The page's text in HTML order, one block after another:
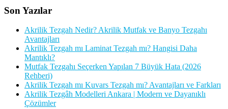
Son Yazılar
Akrilik Tezgah Nedir? Akrilik Mutfak ve Banyo Tezgahı
Avantajları
Akrilik Tezgah mı Laminat Tezgah mı? Hangisi Daha
Mantıklı?
Mutfak Tezgahı Seçerken Yapılan 7 Büyük Hata (2026
Rehberi)
Akrilik Tezgah mı Kuvars Tezgah mı? Avantajları ve Farkları
Akrilik Tezgâh Modelleri Ankara | Modern ve Dayanıklı
Çözümler